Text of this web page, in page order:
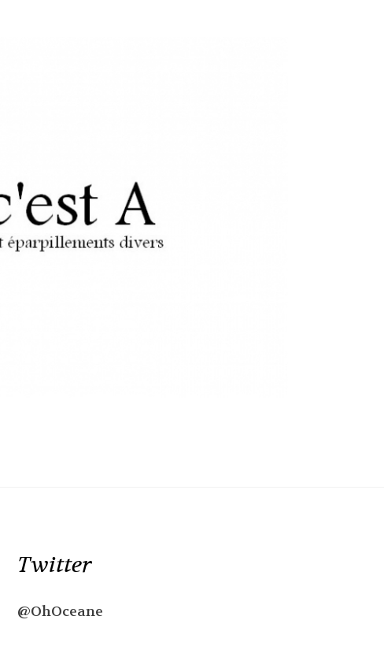
Twitter
@OhOceane